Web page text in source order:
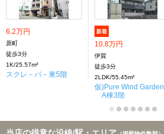
6.2万円
原町
徒歩3分
1K/25.57m²
スクレ－パ－東5階
新着
10.8万円
伊賀
徒歩3分
2LDK/55.45m²
仮)Pure Wind Garden
A棟3階